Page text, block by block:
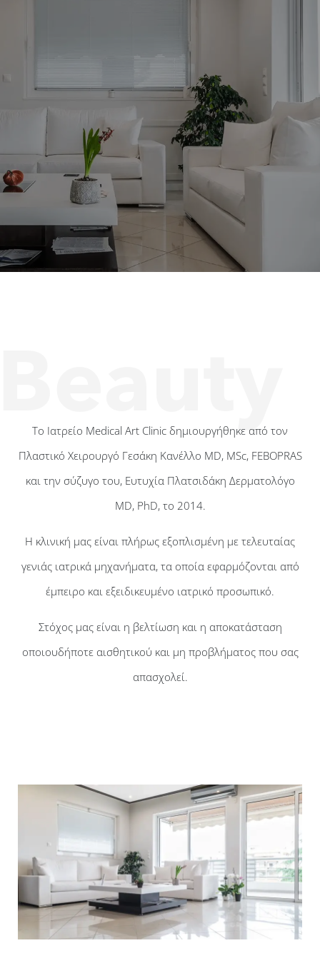
Το Ιατρείο Medical Art Clinic δημιουργήθηκε από τον
Πλαστικό Χειρουργό Γεσάκη Κανέλλο MD, MSc, FEBOPRAS
και την σύζυγο του, Ευτυχία Πλατσιδάκη Δερματολόγο
MD, PhD, το 2014.
Η κλινική μας είναι πλήρως εξοπλισμένη με τελευταίας
γενιάς ιατρικά μηχανήματα, τα οποία εφαρμόζονται από
έμπειρο και εξειδικευμένο ιατρικό προσωπικό.
Στόχος μας είναι η βελτίωση και η αποκατάσταση
οποιουδήποτε αισθητικού και μη προβλήματος που σας
απασχολεί.